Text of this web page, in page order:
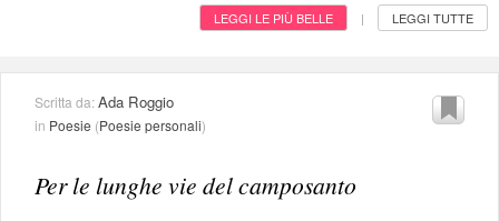
LEGGI LE PIÙ BELLE | LEGGI TUTTE
Scritta da:Ada Roggio
in Poesie (Poesie personali)
Per le lunghe vie del camposanto